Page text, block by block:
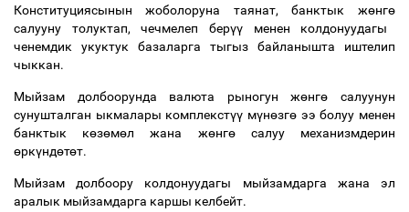
Конституциясынын жоболоруна таянат, банктык жөнгө
салууну толуктап, чечмелеп берүү менен колдонуудагы
ченемдик укуктук базаларга тыгыз байланышта иштелип
чыккан.
Мыйзам долбоорунда валюта рыногун жөнгө салуунун
сунушталган ыкмалары комплекстүү мүнөзгө ээ болуу менен
банктык көзөмөл жана жөнгөсалуу механизмдерин
өркүндөтөт.
Мыйзам долбоору колдонуудагы мыйзамдарга жана эл
аралык мыйзамдарга каршы келбейт.